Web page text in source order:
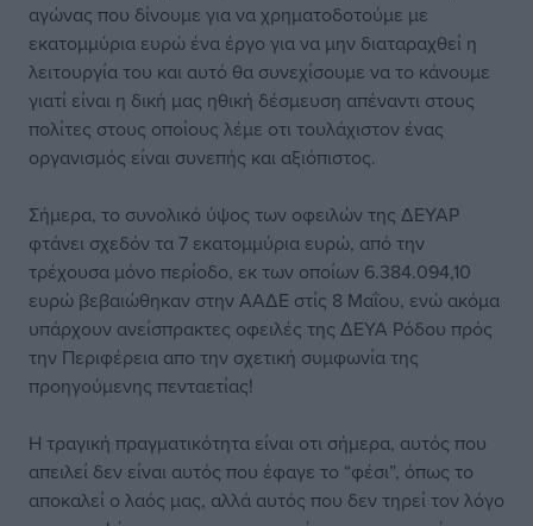
αγώνας που δίνουμε για να χρηματοδοτούμε με
εκατομμύρια ευρώ ένα έργο για να μην διαταραχθεί η
λειτουργία του και αυτό θα συνεχίσουμε να το κάνουμε
γιατί είναι η δική μας ηθική δέσμευση απέναντι στους
πολίτες στους οποίους λέμε οτι τουλάχιστον ένας
οργανισμός είναι συνεπής και αξιόπιστος.
Σήμερα, το συνολικό ύψος των οφειλών της ΔΕΥΑΡ
φτάνει σχεδόν τα 7 εκατομμύρια ευρώ, από την
τρέχουσα μόνο περίοδο, εκ των οποίων 6.384.094,10
ευρώ βεβαιώθηκαν στην ΑΑΔΕ στίς 8 Μαΐου, ενώ ακόμα
υπάρχουν ανείσπρακτες οφειλές της ΔΕΥΑ Ρόδου πρός
την Περιφέρεια απο την σχετική συμφωνία της
προηγούμενης πενταετίας!
Η τραγική πραγματικότητα είναι οτι σήμερα, αυτός που
απειλεί δεν είναι αυτός που έφαγε το “φέσι”, όπως το
αποκαλεί ο λαός μας, αλλά αυτός που δεν τηρεί τον λόγο